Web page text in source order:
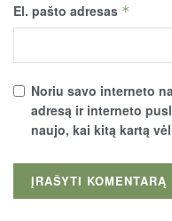
El. pašto adresas *
Noriu savo interneto
adresą ir interneto
naujo, kai kitą kartą